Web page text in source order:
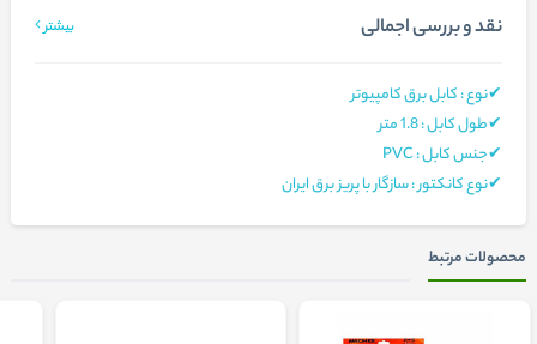
نقد و بررسی اجمالی بیشتر
✔نوع : کابل برق کامپیوتر
✔طول کابل : 1.8 متر
✔جنس کابل : PVC
✔نوع کانکتور : سازگار با پریز برق ایران
محصولات مرتبط